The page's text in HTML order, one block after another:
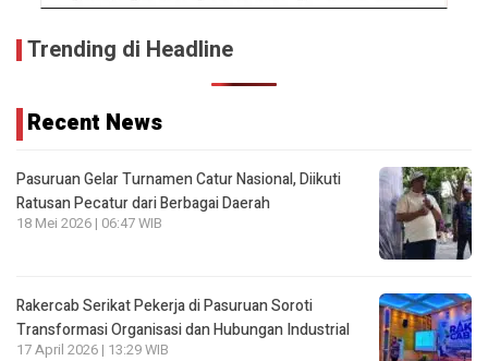
Trending di Headline
Recent News
Pasuruan Gelar Turnamen Catur Nasional, Diikuti
Ratusan Pecatur dari Berbagai Daerah
18 Mei 2026 | 06:47 WIB
Rakercab Serikat Pekerja di Pasuruan Soroti
Transformasi Organisasi dan Hubungan Industrial
17 April 2026 | 13:29 WIB